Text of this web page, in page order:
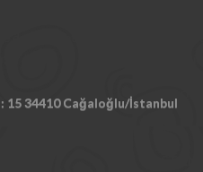
15 34410 Cağaloğlu/İstanbul